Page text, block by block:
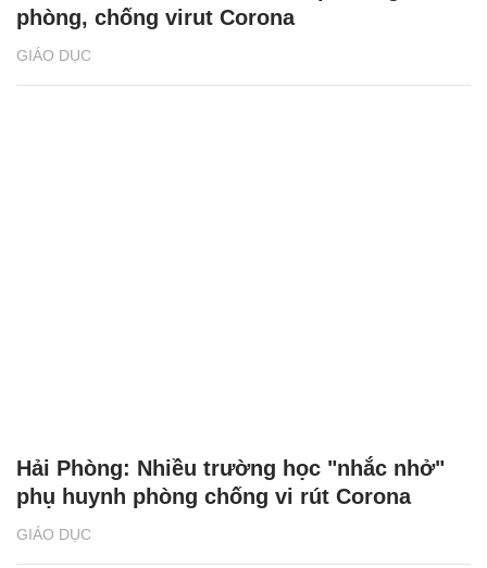
GIÁO DỤC
phòng, chống virut Corona
GIÁO DỤC
Hải Phòng: Nhiều trường học "nhắc nhở"
phụ huynh phòng chống vi rút Corona